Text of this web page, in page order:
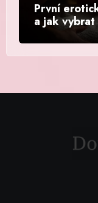
První
a jak vybrat